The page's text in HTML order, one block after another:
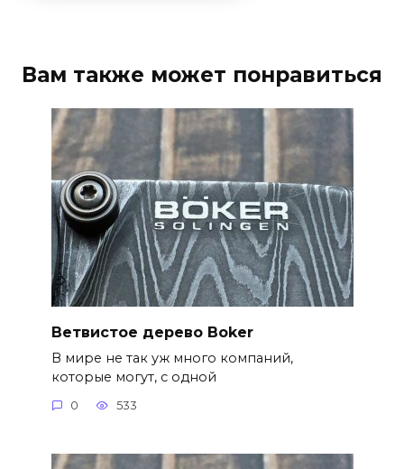
Вам также может понравиться
Ветвистое дерево Boker
В мире не так уж много компаний,
которые могут, с одной
0 533